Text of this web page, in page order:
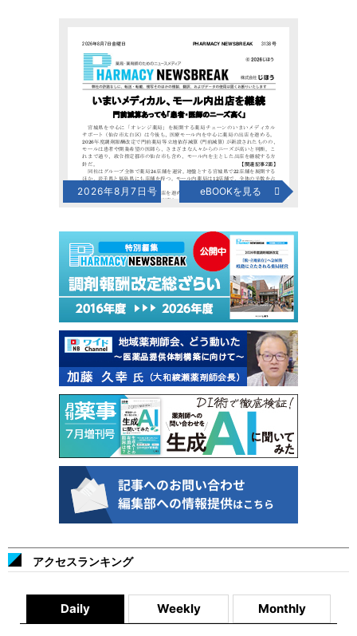
2026年8月7日号 eBOOKを見る
アクセスランキング
Daily Weekly Monthly